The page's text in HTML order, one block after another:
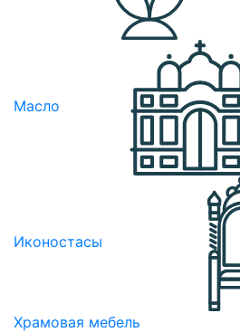
Масло
Иконостасы
Храмовая мебель